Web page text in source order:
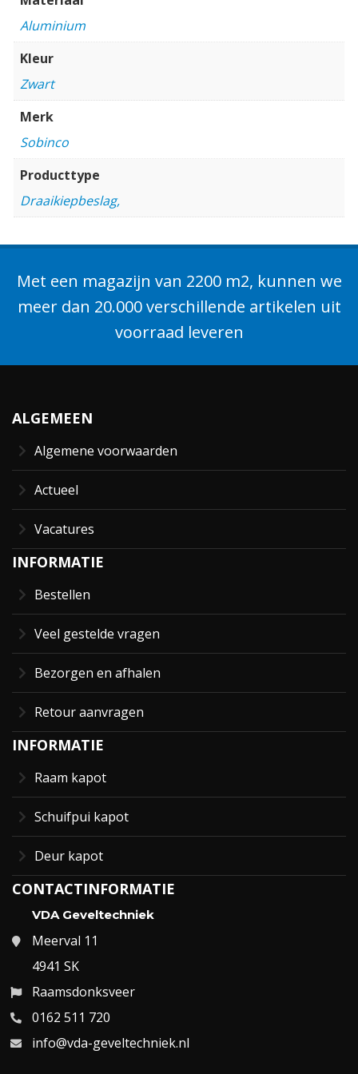
Aluminium
Kleur
Zwart
Merk
Sobinco
Producttype
Draaikiepbeslag,
Met een magazijn van 2200 m2, kunnen we
meer dan 20.000 verschillende artikelen uit
voorraad leveren
ALGEMEEN
Algemene voorwaarden
Actueel
Vacatures
INFORMATIE
Bestellen
Veel gestelde vragen
Bezorgen en afhalen
Retour aanvragen
INFORMATIE
Raam kapot
Schuifpui kapot
Deur kapot
CONTACTINFORMATIE
VDA Geveltechniek
Meerval 11
4941 SK
Raamsdonksveer
0162 511 720
info@vda-geveltechniek.nl